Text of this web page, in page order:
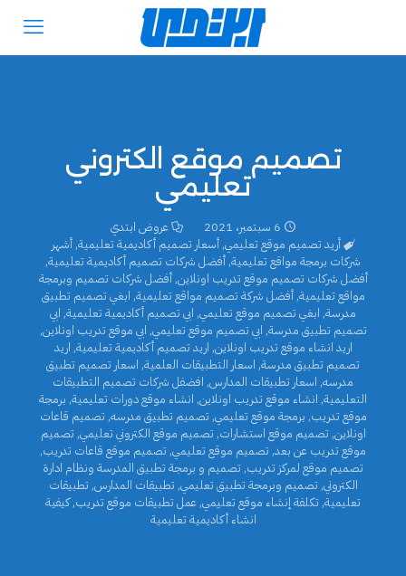
تصميم موقع الكتروني
تعليمي
6 سبتمبر، 2021
عروض ابتدي
أريد تصميم موقع تعليمي,أسعار تصميم أكاديمية تعليمية,أشهر
شركات برمجة مواقع تعليمية, أفضل شركات تصميم أكاديمية تعليمية,
أفضل شركات تصميم موقع تدريب اونلاين,أفضل شركات تصميم وبرمجة
مواقع تعليمية,أفضل شركة تصميم مواقع تعليمية, ابغي تصميم تطبيق
مدرسة, ابغي تصميم موقع تعليمي, ابي تصميم أكاديمية تعليمية, ابي
تصميم تطبيق مدرسة, ابي تصميم موقع تعليمي, ابي موقع تدريب اونلاين,
اريد انشاء موقع تدريب اونلاين, اريد تصميم أكاديمية تعليمية, اريد
تصميم تطبيق مدرسة, اسعار التطبيقات العلمية, اسعار تصميم تطبيق
مدرسه, اسعار تطبيقات المدارس, افضفل شركات تصميم التطبيقات
التعليمية, انشاء موقع تدريب اونلاين, انشاء موقع دورات تعليمية, برمجة
موقع تدريب, برمجة موقع تعليمي, تصميم تطبيق مدرسه, تصميم قاعات
اونلاين, تصميم موقع استشارات, تصميم موقع الكتروني تعليمي, تصميم
موقع تدريب عن بعد, تصميم موقع تعليمي, تصميم موقع قاعات تدريب,
تصميم موقع لمركز تدريب, تصميم و برمجة تطبيق المدرسة ونظام ادارة
الكتروني, تصميم وبرمجة تطبيق تعليمي, تطبيقات المدارس, تطبيقات
تعليمية, تكلفة إنشاء موقع تعليمي, عمل تطبيقات موقع تدريب,كيفية
انشاء أكاديمية تعليمية